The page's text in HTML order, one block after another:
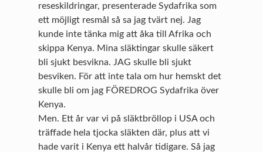
reseskildringar, presenterade Sydafrika som
ett möjligt resmål så sa jag tvärt nej. Jag
kunde inte tänka mig att åka till Afrika och
skippa Kenya. Mina släktingar skulle säkert
bli sjukt besvikna. JAG skulle bli sjukt
besviken. För att inte tala om hur hemskt det
skulle bli om jag FÖREDROG Sydafrika över
Kenya.
Men. Ett år var vi på släktbröllop i USA och
träffade hela tjocka släkten där, plus att vi
hade varit i Kenya ett halvår tidigare. Så jag